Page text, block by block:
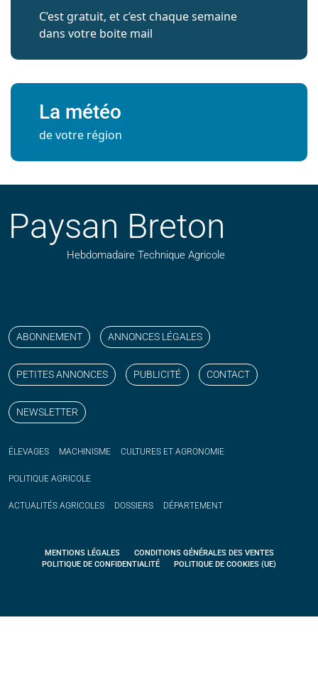
C’est gratuit, et c’est chaque semaine
dans votre boite mail
La météo
de votre région
Paysan Breton
Hebdomadaire Technique Agricole
ABONNEMENT ANNONCES LÉGALES
PETITES ANNONCES PUBLICITÉ CONTACT
NEWSLETTER
ÉLEVAGES MACHINISME CULTURES ET AGRONOMIE
POLITIQUE AGRICOLE
ACTUALITÉS AGRICOLES DOSSIERS DÉPARTEMENT
MENTIONS LÉGALES
CONDITIONS GÉNÉRALES DES VENTES
POLITIQUE DE CONFIDENTIALITÉ
POLITIQUE DE COOKIES (UE)